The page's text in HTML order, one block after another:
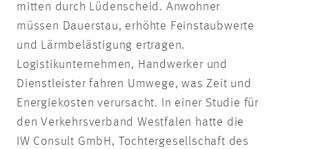
mitten durch Lüdenscheid. Anwohner
müssen Dauerstau, erhöhte Feinstaubwerte
und Lärmbelästigung ertragen.
Logistikunternehmen, Handwerker und
Dienstleister fahren Umwege, was Zeit und
Energiekosten verursacht. In einer Studie für
den Verkehrsverband Westfalen hatte die
IW Consult GmbH, Tochtergesellschaft des